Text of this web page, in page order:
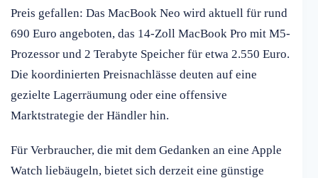
Preis gefallen: Das MacBook Neo wird aktuell für rund
690 Euro angeboten, das 14-Zoll MacBook Pro mit M5-
Prozessor und 2 Terabyte Speicher für etwa 2.550 Euro.
Die koordinierten Preisnachlässe deuten auf eine
gezielte Lagerräumung oder eine offensive
Marktstrategie der Händler hin.
Für Verbraucher, die mit dem Gedanken an eine Apple
Watch liebäugeln, bietet sich derzeit eine günstige